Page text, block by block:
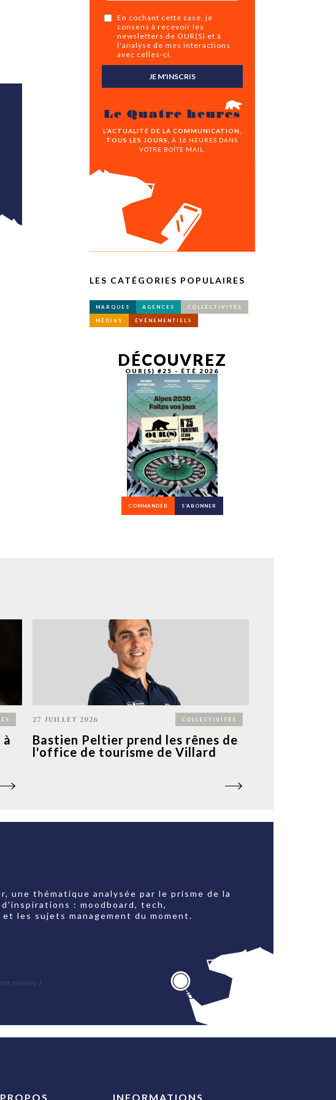
En cochant cette case, je
consens à recevoir les
newsletters de OUR(S) et à
l'analyse de mes interactions
avec celles-ci.
JE M'INSCRIS
Le Quatre heures
L’ACTUALITÉ DE LA COMMUNICATION,
TOUS LES JOURS,
À 16 HEURES DANS
VOTRE BOÎTE MAIL.
LES CATÉGORIES POPULAIRES
MARQUES AGENCES COLLECTIVITÉS
MÉDIAS ÉVÉNEMENTIELS
DÉCOUVREZ
OUR(S) #25 - ÉTÉ 2026
COMMANDER S’ABONNER
27 JUILLET 2026 COLLECTIVITÉS
Bastien Peltier prend les rênes de
l'office de tourisme de Villard
une thématique analysée par le prisme de la
: moodboard, tech,
les sujets management du moment.
revues !
INFORMATIONS